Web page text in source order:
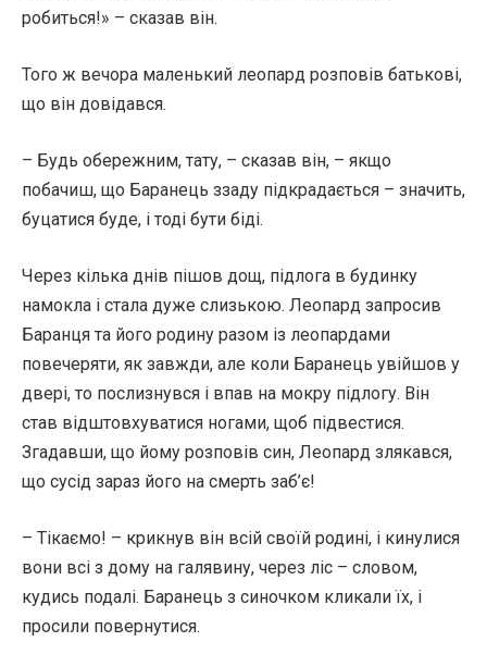
робиться!» – сказав він.
Того ж вечора маленький леопард розповів батькові,
що він довідався.
– Будь обережним, тату, – сказав він, – якщо
побачиш, що Баранець ззаду підкрадається – значить,
буцатися буде, і тоді бути біді.
Через кілька днів пішов дощ, підлога в будинку
намокла і стала дуже слизькою. Леопард запросив
Баранця та його родину разом із леопардами
повечеряти, як завжди, але коли Баранець увійшов у
двері, то послизнувся і впав на мокру підлогу. Він
став відштовхуватися ногами, щоб підвестися.
Згадавши, що йому розповів син, Леопард злякався,
що сусід зараз його на смерть заб’є!
– Тікаємо! – крикнув він всій своїй родині, і кинулися
вони всі з дому на галявину, через ліс – словом,
кудись подалі. Баранець з синочком кликали їх, і
просили повернутися.